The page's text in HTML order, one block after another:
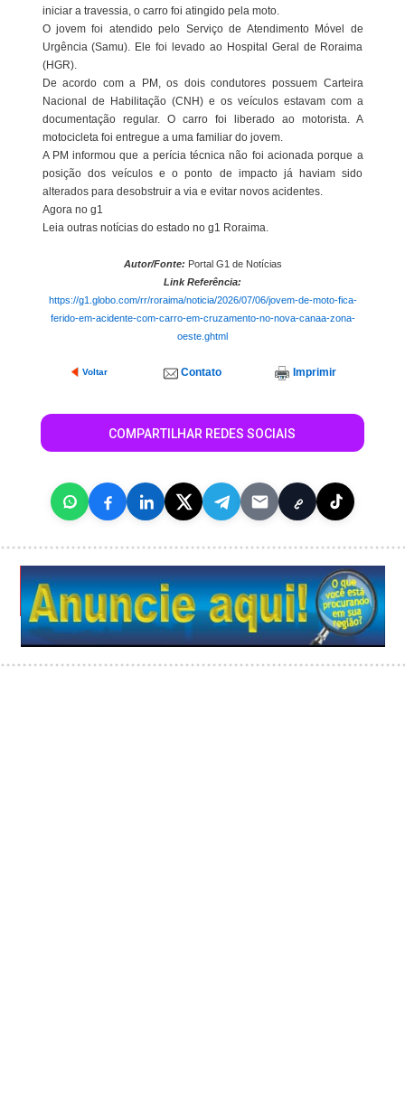
iniciar a travessia, o carro foi atingido pela moto.
O jovem foi atendido pelo Serviço de Atendimento Móvel de
Urgência (Samu). Ele foi levado ao Hospital Geral de Roraima
(HGR).
De acordo com a PM, os dois condutores possuem Carteira
Nacional de Habilitação (CNH) e os veículos estavam com a
documentação regular. O carro foi liberado ao motorista. A
motocicleta foi entregue a uma familiar do jovem.
A PM informou que a perícia técnica não foi acionada porque a
posição dos veículos e o ponto de impacto já haviam sido
alterados para desobstruir a via e evitar novos acidentes.
Agora no g1
Leia outras notícias do estado no g1 Roraima.
Autor/Fonte: Portal G1 de Notícias
Link Referência:
https://g1.globo.com/rr/roraima/noticia/2026/07/06/jovem-de-moto-fica-
ferido-em-acidente-com-carro-em-cruzamento-no-nova-canaa-zona-
oeste.ghtml
Voltar Contato Imprimir
COMPARTILHAR REDES SOCIAIS